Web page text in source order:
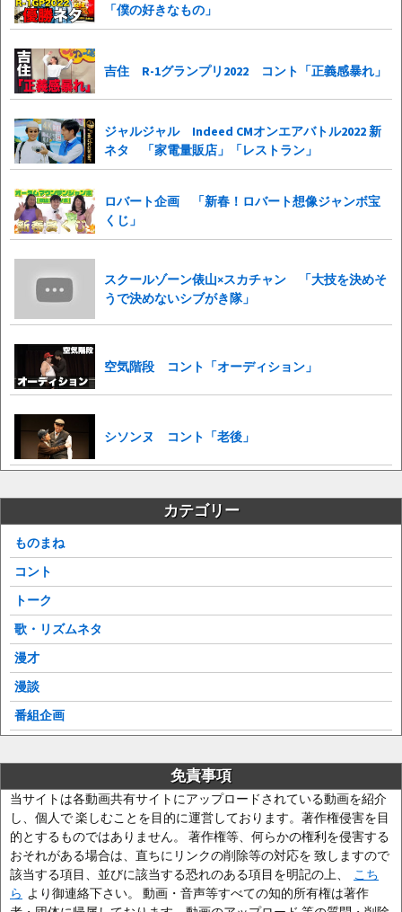
「僕の好きなもの」
吉住 R-1グランプリ2022 コント「正義感暴れ」
ジャルジャル Indeed CMオンエアバトル2022 新
ネタ 「家電量販店」「レストラン」
ロバート企画 「新春！ロバート想像ジャンボ宝
くじ」
スクールゾーン俵山×スカチャン 「大技を決めそ
うで決めないシブがき隊」
空気階段 コント「オーディション」
シソンヌ コント「老後」
カテゴリー
ものまね
コント
トーク
歌・リズムネタ
漫才
漫談
番組企画
免責事項
当サイトは各動画共有サイトにアップロードされている動画を紹介
し、個人で 楽しむことを目的に運営しております。著作権侵害を目
的とするものではありません。 著作権等、何らかの権利を侵害する
おそれがある場合は、直ちにリンクの削除等の対応を 致しますので
該当する項目、並びに該当する恐れのある項目を明記の上、
こち
ら より御連絡下さい。 動画・音声等すべての知的所有権は著作